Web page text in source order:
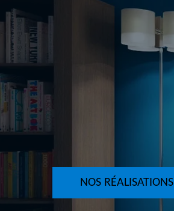
NOS RÉALISATIONS